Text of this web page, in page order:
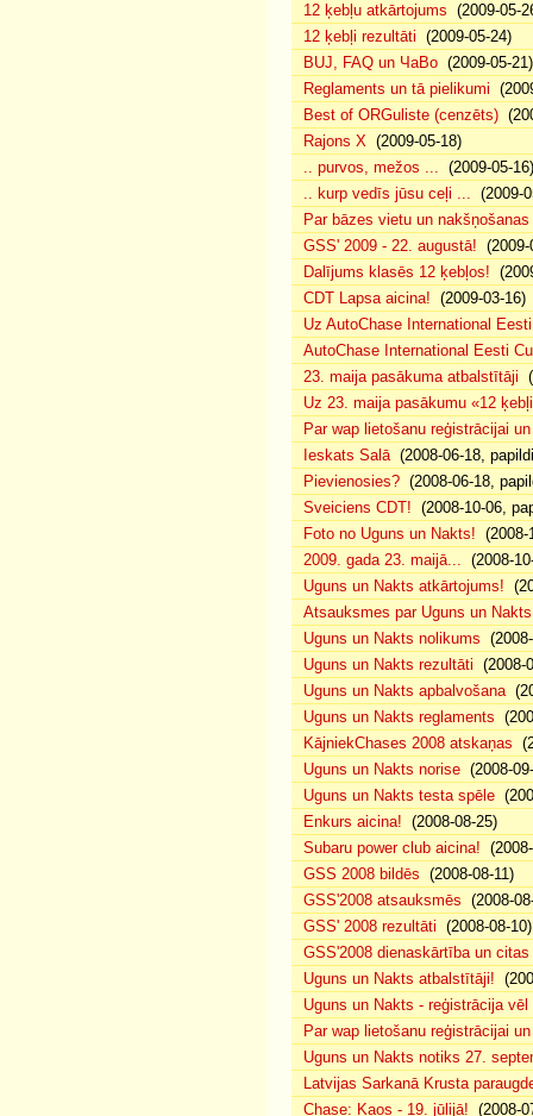
12 ķebļu atkārtojums (2009-05-
12 ķebļi rezultāti (2009-05-24)
BUJ, FAQ un ЧаВо (2009-05-21)
Reglaments un tā pielikumi
Best of ORGuliste (cenzēts)
Rajons X (2009-05-18)
.. purvos, mežos ... (2009-05-16)
.. kurp vedīs jūsu ceļi ... (2009-
Par bāzes vietu un
GSS' 2009 - 22. augustā! (2009-
Dalījums klasēs 12 ķebļos!
CDT Lapsa aicina! (2009-03-16)
Uz AutoChase International
AutoChase International Eesti
23. maija pasākuma atbalstītāji
Uz 23. maija pasākumu «12
Par wap lietošanu reģistrācijai
Ieskats Salā(2008-06-18,
Pievienosies? (2008-06-18,
Sveiciens CDT! (2008-10-06,
Foto no Uguns un Nakts! (2008-
2009. gada 23. maijā... (2008-
Uguns un Nakts atkārtojums!
Atsauksmes par Uguns un Nakts
Uguns un Nakts nolikums
Uguns un Nakts rezultāti (2008-
Uguns un Nakts apbalvošana
Uguns un Nakts reglaments
KājniekChases 2008 atskaņas
Uguns un Nakts norise (2008-
Uguns un Nakts testa spēle
Enkurs aicina! (2008-08-25)
Subaru power club aicina!
GSS 2008 bildēs (2008-08-11)
GSS'2008 atsauksmēs (2008-
GSS' 2008 rezultāti (2008-08-10)
GSS'2008 dienaskārtība un
Uguns un Nakts atbalstītāji!
Uguns un Nakts - reģistrācija
Par wap lietošanu reģistrācijai
Uguns un Nakts notiks 27.
Latvijas Sarkanā Krusta
Chase: Kaos - 19. jūlijā! (2008-